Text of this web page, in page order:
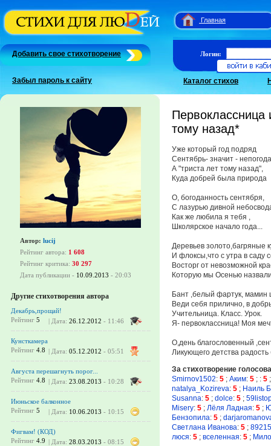
Главная
Добавить свое стихотворение
Забыл пароль к сайту
Логин:
Каталог стихов
Автор: lucij
Рейтинг автора: 1 608
Рейтинг критика: 30 297
Дата публикации - 10.09.2013 - 20:03
Другие стихотворения автора
Декабрь,прощай!
Рейтинг 5 | Дата: 26.12.2012 - 11:46
Кунсткамера
Рейтинг 4.8 | Дата: 05.12.2012 - 05:51
Августа перешагнуть порог...
Рейтинг 4.8 | Дата: 23.08.2013 - 10:28
Июньское балконное
Рейтинг 5 | Дата: 10.06.2013 - 10:15
Фигвам! (КОД)
Рейтинг 4.9 | Дата: 28.03.2013 - 08:15
Первоклассница
тому назад*
Уже который год подряд
Сентябрь- значит - непогода
А "триста лет тому назад",
Куда добрей была природа
О, богоданность сентября,
С лазурью дивной
Как же любила я тебя ,
Школярское начало года...
Деревьев золото,багряные
И флоксы,что с утра в саду
Восторг от невозможной
Которую мы Осенью
Бант ,белый фартук, мамин
Веди себя прилично, в
Учительница. Класс. Урок.
Я- первоклассница! Моя
О,день благословенный
Ликующего детства
За стихотворение
Smirnov1502: 5 ; Аким: 5 ; : 5
natalya_Kozireva: 5 ; Наиль
Susanna: 5 ; dolce: 5 ;
Misery: 5 ; Лёля Ладная: 5 ;
Бензопила: 5 ;
Светлана Иванова: 5 ;
люся: 5 ; вселенная: 5 ;